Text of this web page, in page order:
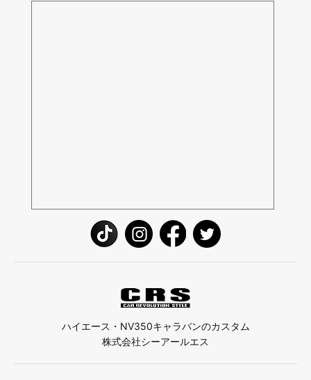
ハイエース・NV350キャラバンのカスタム
株式会社シーアールエス